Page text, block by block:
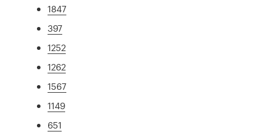
1847
397
1252
1262
1567
1149
651